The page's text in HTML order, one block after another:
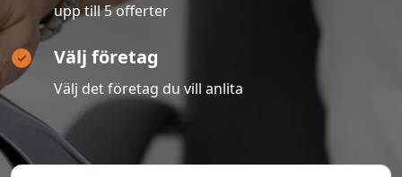
upp till 5 offerter
Välj företag
Välj det företag du vill anlita